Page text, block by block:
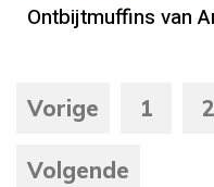
Ontbijtmuffins van
Vorige 1 2
Volgende